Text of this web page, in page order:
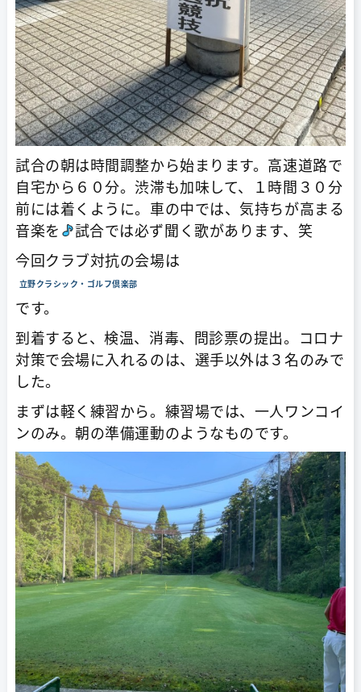
試合の朝は時間調整から始まります。高速道路で
自宅から６０分。渋滞も加味して、１時間３０分
前には着くように。車の中では、気持ちが高まる
音楽を
試合では必ず聞く歌があります、笑
今回クラブ対抗の会場は
立野クラシック・ゴルフ倶楽部
です。
到着すると、検温、消毒、問診票の提出。コロナ
対策で会場に入れるのは、選手以外は３名のみで
した。
まずは軽く練習から。練習場では、一人ワンコイ
ンのみ。朝の準備運動のようなものです。